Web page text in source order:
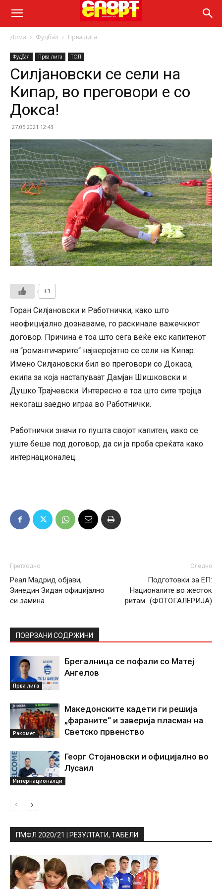
Дома Фудбал Прва лига
Фудбал Прва лига ТОП
Силјановски се сели на
Кипар, во преговори е со
Докса!
27.05.2021 12:43
+1
Горан Силјановски и Работнички, како што
неофицијално дознаваме, го раскинале важечкиот
договор. Причина е тоа што сега веќе екс капитенот
на “романтичарите“ најверојатно се сели на Кипар.
Имено Силјановски бил во преговори со Докаса,
екипа за која настапуваат Дамјан Шишковски и
Душко Трајчевски. Интересно е тоа што сите тројца
некогаш заедно играа во Работнички.
Работнички значи го пушта својот капитен, иако се
уште беше под договор, да си ја проба среќата како
интернационалец.
Претходно
Реал Мадрид објави,
Зинедин Зидан официјално
си замина
Следно
Подготовки за ЕП:
Националите во жесток
ритам…(ФОТОГАЛЕРИЈА)
ПОВРЗАНИ СОДРЖИНИ
Прва лига
Брегалница се пофали со Матеј
Ангелов
Ракомет
Македонските кадети ги решија
„фараните“ и заверија пласман на
Светско првенство
Интернационалци
Георг Стојановски и официјално во
Лусаил
ПМФЛ 2020/21 | РЕЗУЛТАТИ, ТАБЕЛИ